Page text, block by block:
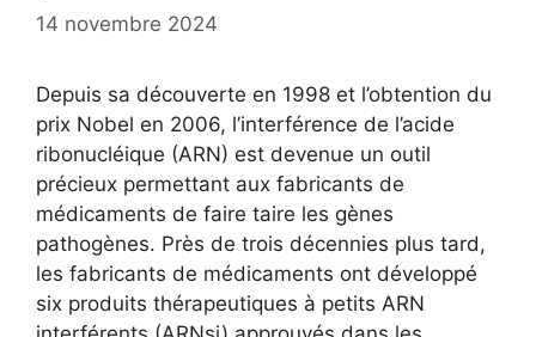
14 novembre 2024
Depuis sa découverte en 1998 et l’obtention du
prix Nobel en 2006, l’interférence de l’acide
ribonucléique (ARN) est devenue un outil
précieux permettant aux fabricants de
médicaments de faire taire les gènes
pathogènes. Près de trois décennies plus tard,
les fabricants de médicaments ont développé
six produits thérapeutiques à petits ARN